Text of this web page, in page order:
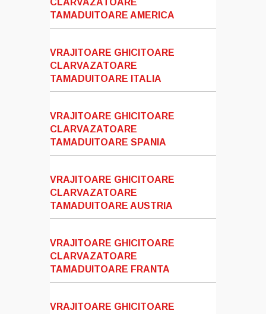
CLARVAZATOARE
TAMADUITOARE AMERICA
VRAJITOARE GHICITOARE
CLARVAZATOARE
TAMADUITOARE ITALIA
VRAJITOARE GHICITOARE
CLARVAZATOARE
TAMADUITOARE SPANIA
VRAJITOARE GHICITOARE
CLARVAZATOARE
TAMADUITOARE AUSTRIA
VRAJITOARE GHICITOARE
CLARVAZATOARE
TAMADUITOARE FRANTA
VRAJITOARE GHICITOARE